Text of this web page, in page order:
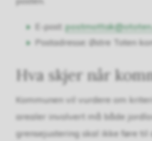
E-post:
Postadresse: Østre Toten
Hva skjer når
Kommunen vil vurdere om
arealer involvert må både
grensejustering skal ikke føre til